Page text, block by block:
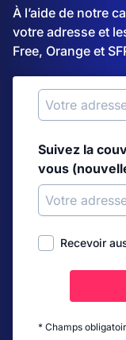
À l’aide de notre
votre adresse et
Free, Orange et
Suivez la
vous
Recevoir
* Champs